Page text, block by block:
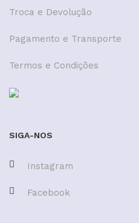
Troca e Devolução
Pagamento e Transporte
Termos e Condições
SIGA-NOS
Instagram
Facebook